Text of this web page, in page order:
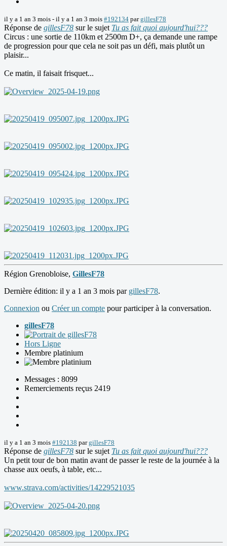
il y a 1 an 3 mois - il y a 1 an 3 mois #192134 pargillesF78
Réponse de gillesF78 sur le sujet Tu as fait quoi aujourd'hui???
Circus : une sortie de 110km et 2500m D+, ça demande une rampe
de progression pour que cela ne soit pas un défi, mais plutôt un
plaisir...
Ce matin, il faisait frisquet...
Région Grenobloise, GillesF78
Dernière édition: il y a 1 an 3 mois par gillesF78.
Connexion ou Créer un compte pour participer à la conversation.
gillesF78
Hors Ligne
Membre platinium
Messages : 8099
Remerciements reçus 2419
il y a 1 an 3 mois #192138 pargillesF78
Réponse de gillesF78 sur le sujet Tu as fait quoi aujourd'hui???
Un petit tour de bon matin avant de passer le reste de la journée à la
chasse aux oeufs, à table, etc...
www.strava.com/activities/14229521035